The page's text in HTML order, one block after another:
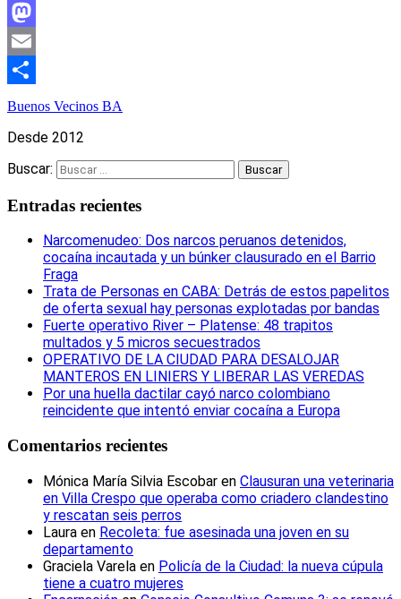
Facebook
Mastodon
Email
Compartir
Buenos Vecinos BA
Desde 2012
Buscar:
Entradas recientes
Narcomenudeo: Dos narcos peruanos detenidos,
cocaína incautada y un búnker clausurado en el Barrio
Fraga
Trata de Personas en CABA: Detrás de estos papelitos
de oferta sexual hay personas explotadas por bandas
Fuerte operativo River – Platense: 48 trapitos
multados y 5 micros secuestrados
OPERATIVO DE LA CIUDAD PARA DESALOJAR
MANTEROS EN LINIERS Y LIBERAR LAS VEREDAS
Por una huella dactilar cayó narco colombiano
reincidente que intentó enviar cocaína a Europa
Comentarios recientes
Mónica María Silvia Escobar en Clausuran una veterinaria
en Villa Crespo que operaba como criadero clandestino
y rescatan seis perros
Laura en Recoleta: fue asesinada una joven en su
departamento
Graciela Varela en Policía de la Ciudad: la nueva cúpula
tiene a cuatro mujeres